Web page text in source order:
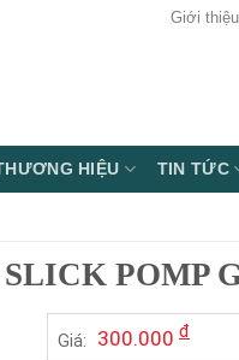
Giới thiệu
HIỆU TIN TỨC
POMP
Giá: 300.000 đ